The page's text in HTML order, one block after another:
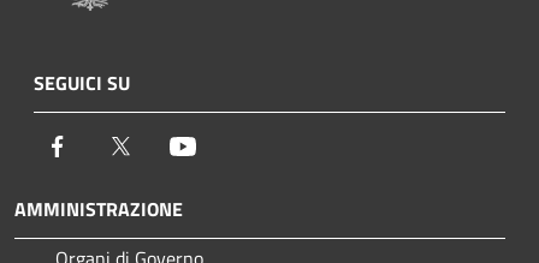
SEGUICI SU
Facebook Twitter
AMMINISTRAZIONE